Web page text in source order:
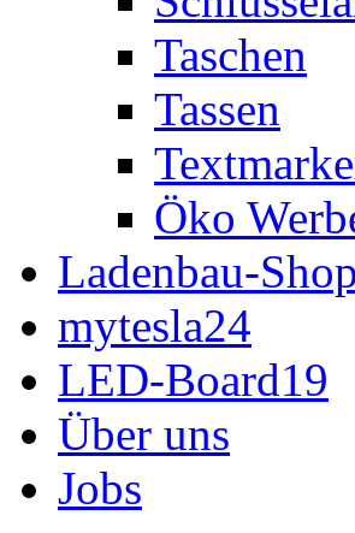
Taschen
Tassen
Öko
Ladenbau-Shop
mytesla24
LED-Board19
Über uns
Jobs